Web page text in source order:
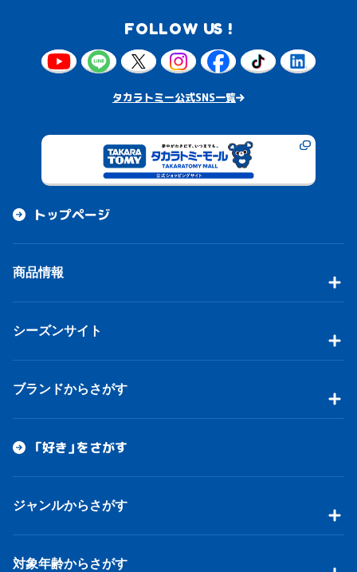
FOLLOW US !
タカラトミー公式SNS一覧
トップページ
商品情報
シーズンサイト
ブランドからさがす
「好き」をさがす
ジャンルからさがす
対象年齢からさがす